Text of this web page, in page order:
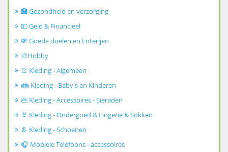
🏥 Gezondheid en verzorging
💵 Geld & Financieel
💸 Goede doelen en Loterijen
🎨Hobby
👚 Kleding - Algemeen
👪 Kleding - Baby's en Kinderen
👜 Kleding - Accessoires - Sieraden
👙 Kleding - Ondergoed & Lingerie & Sokken
👢 Kleding - Schoenen
🎧 Mobiele Telefoons - accessoires